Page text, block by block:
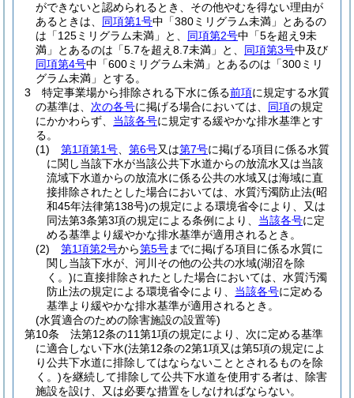
ができないと認められるとき、その他やむを得ない理由が
あるときは、 同項第1号中「380ミリグラム未満」とあるの
は「125ミリグラム未満」と、 同項第2号中「5を超え9未
満」とあるのは「5.7を超え8.7未満」と、 同項第3号中及び
同項第4号中「600ミリグラム未満」とあるのは「300ミリ
グラム未満」とする。
3
特定事業場から排除される下水に係る前項に規定する水質
の基準は、 次の各号に掲げる場合においては、 同項の規定
にかかわらず、 当該各号に規定する緩やかな排水基準とす
る。
(1)
第1項第1号 第6号又は第7号に掲げる項目に係る水質
に関し当該下水が当該公共下水道からの放流水又は当該
流域下水道からの放流水に係る公共の水域又は海域に直
接排除されたとした場合においては、水質汚濁防止法(昭
和45年法律第138号)の規定による環境省令により、又は
同法第3条第3項の規定による条例により、 当該各号に定
める基準より緩やかな排水基準が適用されるとき。
(2)
第1項第2号から第5号までに掲げる項目に係る水質に
関し当該下水が、河川その他の公共の水域(湖沼を除
く。)に直接排除されたとした場合においては、水質汚濁
防止法の規定による環境省令により、 当該各号に定める
基準より緩やかな排水基準が適用されるとき。
(水質適合のための除害施設の設置等)
第10条
法第12条の11第1項の規定により、次に定める基準
に適合しない下水(法第12条の2第1項又は第5項の規定によ
り公共下水道に排除してはならないこととされるものを除
く。)を継続して排除して公共下水道を使用する者は、除害
施設を設け、又は必要な措置をしなければならない。